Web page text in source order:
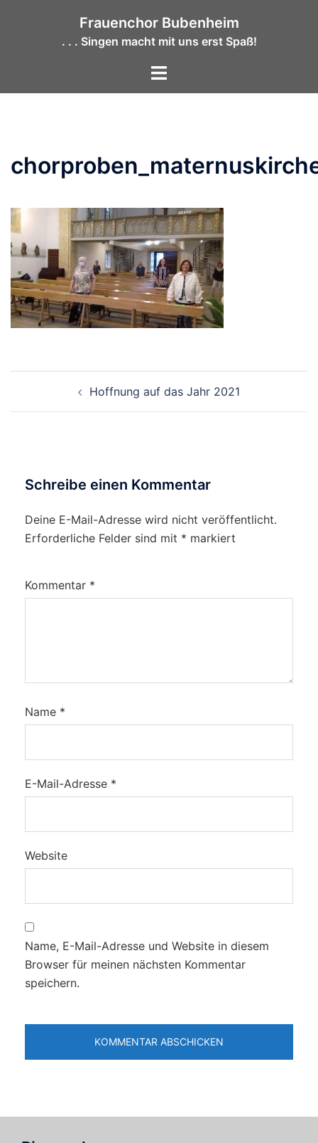
Frauenchor Bubenheim
. . . Singen macht mit uns erst Spaß!
Menü
Beitragsnavigation
Hoffnung auf das Jahr 2021
Schreibe einen Kommentar
Deine E-Mail-Adresse wird nicht veröffentlicht.
Erforderliche Felder sind mit * markiert
Kommentar *
Name *
E-Mail-Adresse *
Website
Name, E-Mail-Adresse und Website in diesem
Browser für meinen nächsten Kommentar
speichern.